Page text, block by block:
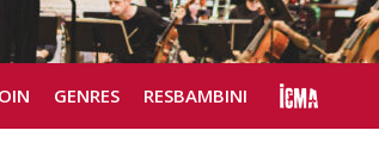
GENRES RESBAMBINI